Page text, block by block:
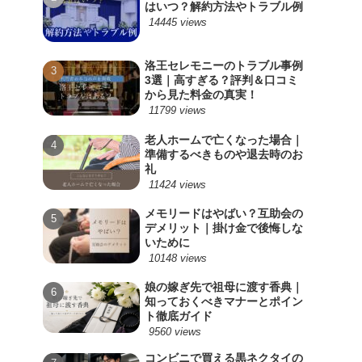
はいつ？解約方法やトラブル例
14445 views
洛王セレモニーのトラブル事例
3選｜高すぎる？評判＆口コミ
から見た料金の真実！
11799 views
老人ホームで亡くなった場合｜
準備するべきものや退去時のお
礼
11424 views
メモリードはやばい？互助会の
デメリット｜掛け金で後悔しな
いために
10148 views
娘の嫁ぎ先で祖母に渡す香典｜
知っておくべきマナーとポイン
ト徹底ガイド
9560 views
コンビニで買える黒ネクタイの